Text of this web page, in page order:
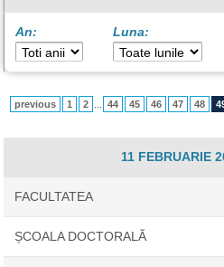
An: Luna:
previous 1 2 44 45 46 47 48
11 FEBRUARIE
FACULTATEA
ȘCOALA DOCTORALĂ